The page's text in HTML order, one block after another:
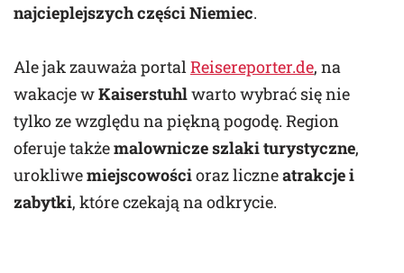
najcieplejszych części Niemiec.
Ale jak zauważa portal Reisereporter.de, na
wakacje wKaiserstuhlwarto wybrać się nie
tylko ze względu na piękną pogodę. Region
oferuje takżemalownicze szlaki turystyczne,
urokliwemiejscowościoraz liczneatrakcje i
zabytki, które czekają na odkrycie.